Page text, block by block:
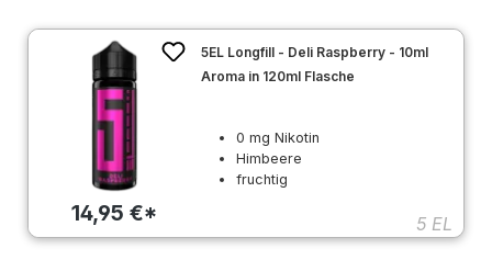
14,95 €*
5EL Longfill - Deli Raspberry - 10ml
Aroma in 120ml Flasche
0 mg Nikotin
Himbeere
fruchtig
5 EL